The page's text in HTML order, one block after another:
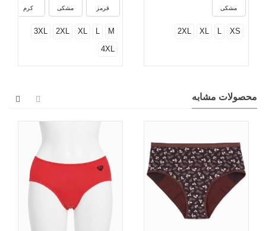
مشکی
XS
L
XL
2XL
قرمز مشکی کرم
M
L
XL
2XL
3XL
4XL
محصولات مشابه